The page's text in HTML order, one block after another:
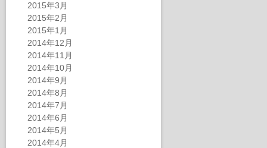
2015年3月
2015年2月
2015年1月
2014年12月
2014年11月
2014年10月
2014年9月
2014年8月
2014年7月
2014年6月
2014年5月
2014年4月